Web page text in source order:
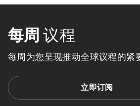
每周 议程
每周为您呈现推动全球议程的紧
立即订阅